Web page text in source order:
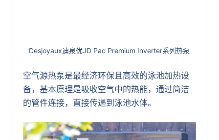
Desjoyaux迪泉优JD Pac Premium Inverter系列热泵
空气源热泵是最经济环保且高效的泳池加热设
备，基本原理是吸收空气中的热能，通过简洁
的管件连接，直接传递到泳池水体。